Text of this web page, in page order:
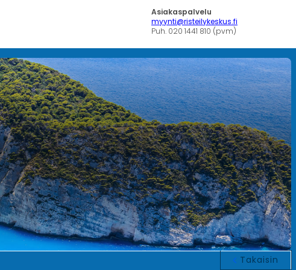
Asiakaspalvelu
myynti@risteilykeskus.fi
Puh. 020 1441 810 (pvm)
Takaisin